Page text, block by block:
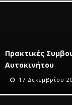
Πρακτικές
Αυτοκινήτου
17 Δεκεμβρίου